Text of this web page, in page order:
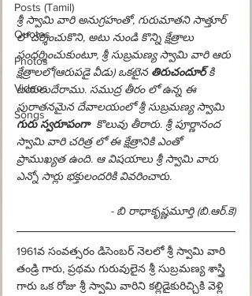
Posts (Tamil)
Quotes
Photos
Videos
Songs
శ్రీ స్వామి వారి అనుగ్రహంతో, గురుమాతని సాత్తూర్
లో దర్శించుకొని, అటు నుండి కొన్ని క్షేత్రాలు
సందర్శించుకుంటూ, శ్రీ సుబ్రమణ్య స్వామి వారి ఆరు
క్షేత్రాలలో(ఆరుపడై వీడు) ఒకటైన తిరుచందూర్ కి
బయలుదేరాము. సముద్ర తీరం లో ఉన్న ఈ
పురాతనమైన దేవాలయంలో శ్రీ సుబ్రమణ్య స్వామి
గురు స్వరూపంగా
  కొలువు తీరారు. శ్రీ పూర్ణానంద
స్వామి వారి చరిత్ర లో ఈ క్షేత్రానికి ఎంతో
ప్రాముఖ్యత ఉంది. ఆ విషయాలు శ్రీ స్వామి వారు
ఎన్నో సార్లు భక్తులందరికి వివరించారు.
- బి రాధాకృష్ణమూర్తి (బి.ఆర్.కె)
1961వ సంవత్సరం డిసెంబర్ నెలలో శ్రీ స్వామి వారి
తండ్రి గారు, ప్రథమ గురువులైన శ్రీ సుబ్రమణ్య శాస్త్రి
గారు ఒక రోజు శ్రీ స్వామి వారిని కల్లిడైకురిచ్చికి వెళ్లి